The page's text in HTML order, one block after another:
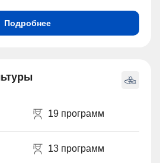
Подробнее
19 программ
13 программ